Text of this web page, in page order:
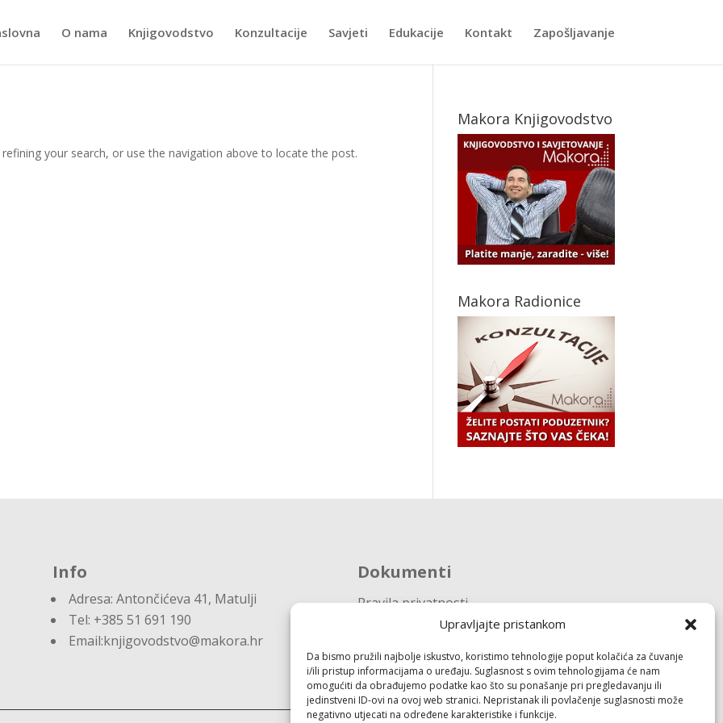
Upravljajte pristankom
Da bismo pružili najbolje iskustvo, koristimo tehnologije poput kolačića za čuvanje
i/ili pristup informacijama o uređaju. Suglasnost s ovim tehnologijama će nam
omogućiti da obrađujemo podatke kao što su ponašanje pri pregledavanju ili
jedinstveni ID-ovi na ovoj web stranici. Nepristanak ili povlačenje suglasnosti može
negativno utjecati na određene karakteristike i funkcije.
O nama Knjigovodstvo Konzultacije Savjeti Edukacije Kontakt Zapošljavanje
your search, or use the navigation above to locate the post.
Makora Knjigovodstvo
Makora Radionice
Info
Adresa: Antončićeva 41, Matulji
Tel: +385 51 691 190
Email:knjigovodstvo@makora.hr
Dokumenti
Pravila privatnosti
Politika kolačića (EU)
Follow